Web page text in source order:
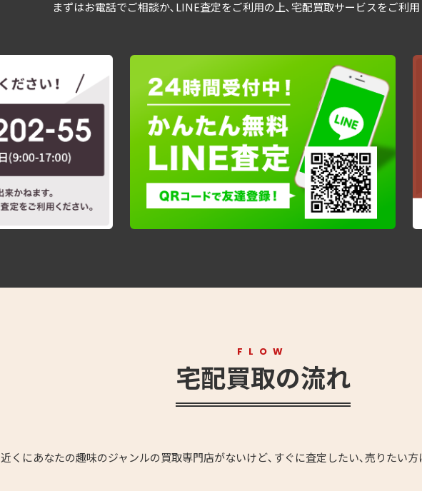
まずはお電話でご相談か､LINE査定をご利用の上､宅配買取サービスをご利用
FLOW
宅配買取の流れ
近くにあなたの趣味のジャンルの買取専門店がないけど､すぐに査定したい､売りたい